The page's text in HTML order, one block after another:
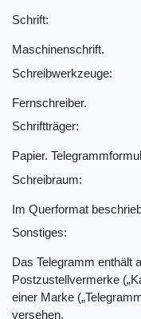
Schrift:
Maschinenschrift.
Schreibwerkzeuge:
Fernschreiber.
Schriftträger:
Papier.
Schreibraum:
Im Querformat
Sonstiges:
Das Telegramm enthält
Postzustellvermerke
einer Marke
versehen.